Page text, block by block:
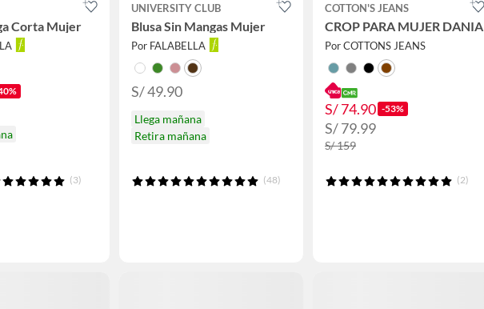
Corta Mujer
(3)
UNIVERSITY CLUB
Blusa Sin Mangas Mujer
Por FALABELLA
S/ 49.90
Llega mañana
Retira mañana
(48)
COTTON'S JEANS
CROP PARA MUJER DANIA
Por COTTONS JEANS
S/ 74.90 -53%
S/ 79.99
S/ 159
(2)